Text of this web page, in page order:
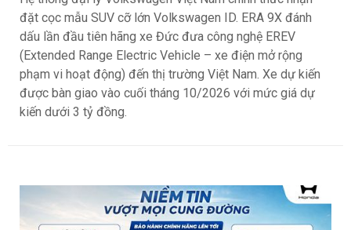
Khoa NX 120
Hệ thống đại lý Volkswagen Việt Nam chính thức nhận